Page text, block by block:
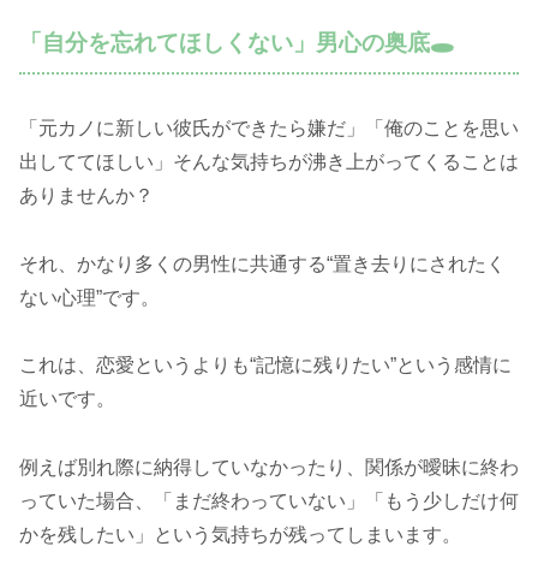
「自分を忘れてほしくない」男心の奥底🕳️
「元カノに新しい彼氏ができたら嫌だ」「俺のことを思い
出しててほしい」そんな気持ちが沸き上がってくることは
ありませんか？
それ、かなり多くの男性に共通する“置き去りにされたく
ない心理”です。
これは、恋愛というよりも“記憶に残りたい”という感情に
近いです。
例えば別れ際に納得していなかったり、関係が曖昧に終わ
っていた場合、「まだ終わっていない」「もう少しだけ何
かを残したい」という気持ちが残ってしまいます。